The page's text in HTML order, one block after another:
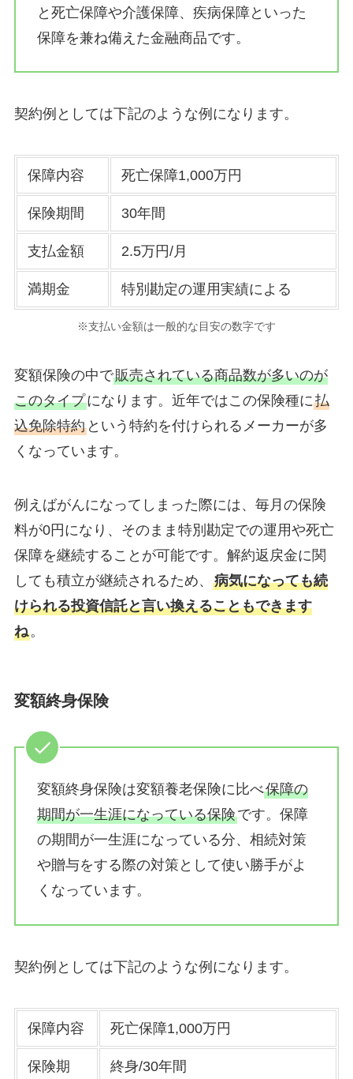
と死亡保障や介護保障、疾病保障といった
保障を兼ね備えた金融商品です。
契約例としては下記のような例になります。
保障内容 死亡保障1,000万円
保険期間 30年間
支払金額 2.5万円/月
満期金 特別勘定の運用実績による
※支払い金額は一般的な目安の数字です
変額保険の中で販売されている商品数が多いのが
このタイプになります。近年ではこの保険種に払
込免除特約という特約を付けられるメーカーが多
くなっています。
例えばがんになってしまった際には、毎月の保険
料が0円になり、そのまま特別勘定での運用や死亡
保障を継続することが可能です。解約返戻金に関
しても積立が継続されるため、 病気になっても続
けられる投資信託と言い換えることもできます
ね。
変額終身保険
変額終身保険は変額養老保険に比べ保障の
期間が一生涯になっている保険です。保障
の期間が一生涯になっている分、相続対策
や贈与をする際の対策として使い勝手がよ
くなっています。
契約例としては下記のような例になります。
保障内容 死亡保障1,000万円
保険期
終身/30年間